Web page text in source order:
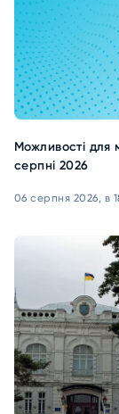
Можливості для
серпні 2026
06 серпня 2026, в